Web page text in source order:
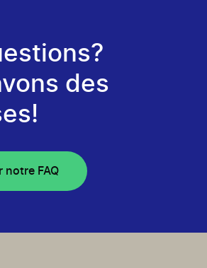
des
notre FAQ